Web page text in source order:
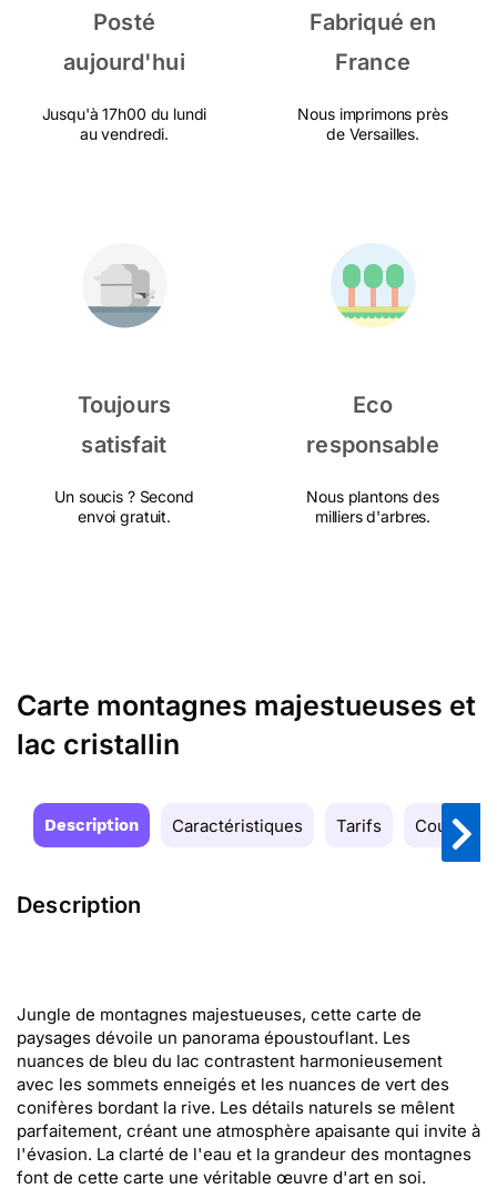
Posté
aujourd'hui
Jusqu'à 17h00 du lundi
au vendredi.
Fabriqué en
France
Nous imprimons près
de Versailles.
Toujours
satisfait
Un soucis ? Second
envoi gratuit.
Eco
responsable
Nous plantons des
milliers d'arbres.
Carte montagnes majestueuses et
lac cristallin
Description Caractéristiques Tarifs Couleurs
Description
Jungle de montagnes majestueuses, cette carte de
paysages dévoile un panorama époustouflant. Les
nuances de bleu du lac contrastent harmonieusement
avec les sommets enneigés et les nuances de vert des
conifères bordant la rive. Les détails naturels se mêlent
parfaitement, créant une atmosphère apaisante qui invite à
l'évasion. La clarté de l'eau et la grandeur des montagnes
font de cette carte une véritable œuvre d'art en soi.